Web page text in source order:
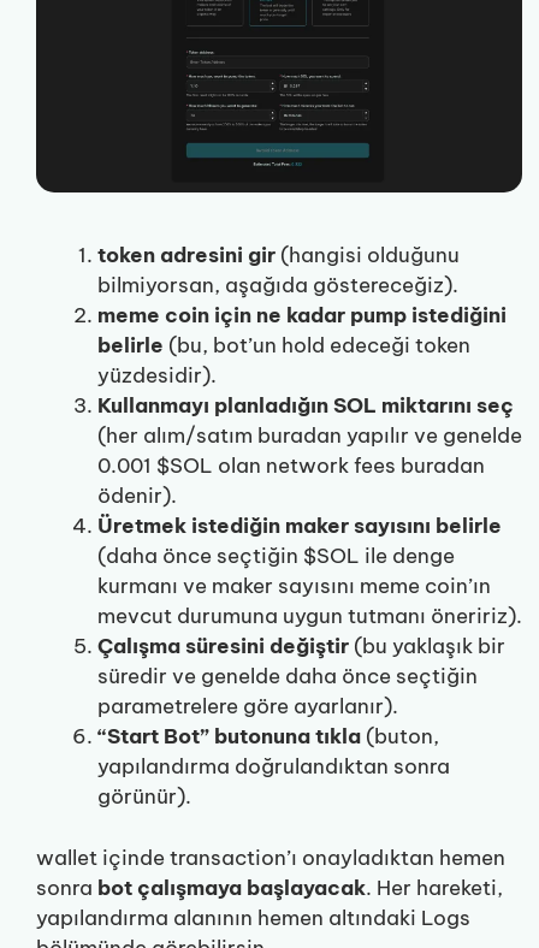
token adresini gir (hangisi olduğunu
bilmiyorsan, aşağıda göstereceğiz).
meme coin için ne kadar pump istediğini
belirle (bu, bot’un hold edeceği token
yüzdesidir).
Kullanmayı planladığın SOL miktarını seç
(her alım/satım buradan yapılır ve genelde
0.001 $SOL olan network fees buradan
ödenir).
Üretmek istediğin maker sayısını belirle
(daha önce seçtiğin $SOL ile denge
kurmanı ve maker sayısını meme coin’ın
mevcut durumuna uygun tutmanı öneririz).
Çalışma süresini değiştir (bu yaklaşık bir
süredir ve genelde daha önce seçtiğin
parametrelere göre ayarlanır).
“Start Bot” butonuna tıkla (buton,
yapılandırma doğrulandıktan sonra
görünür).
wallet içinde transaction’ı onayladıktan hemen
sonra bot çalışmaya başlayacak. Her hareketi,
yapılandırma alanının hemen altındaki Logs